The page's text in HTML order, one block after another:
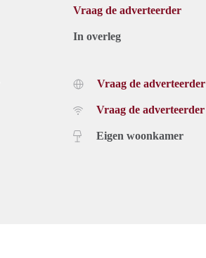
Vraag de adverteerder
In overleg
Vraag de adverteerder
Vraag de adverteerder
Eigen woonkamer